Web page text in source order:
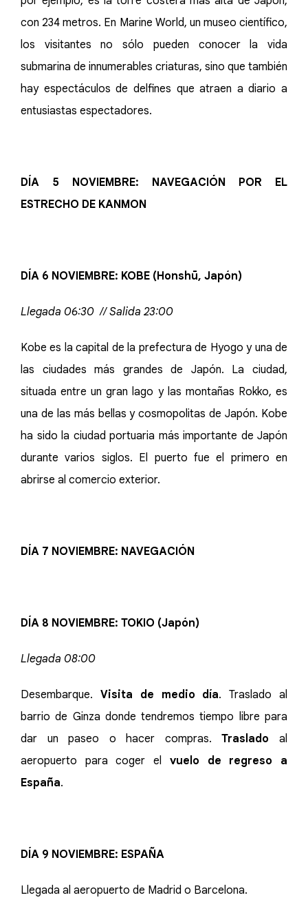
con 234 metros. En Marine World, un museo científico,
los visitantes no sólo pueden conocer la vida
submarina de innumerables criaturas, sino que también
hay espectáculos de delfines que atraen a diario a
entusiastas espectadores.
DÍA 5 NOVIEMBRE: NAVEGACIÓN POR EL
ESTRECHO DE KANMON
DÍA 6 NOVIEMBRE: KOBE (Honshū, Japón)
Llegada 06:30 // Salida 23:00
Kobe es la capital de la prefectura de Hyogo y una de
las ciudades más grandes de Japón. La ciudad,
situada entre un gran lago y las montañas Rokko, es
una de las más bellas y cosmopolitas de Japón. Kobe
ha sido la ciudad portuaria más importante de Japón
durante varios siglos. El puerto fue el primero en
abrirse al comercio exterior.
DÍA 7 NOVIEMBRE: NAVEGACIÓN
DÍA 8 NOVIEMBRE: TOKIO (Japón)
Llegada 08:00
Desembarque. Visita de medio día. Traslado al
barrio de Ginza donde tendremos tiempo libre para
dar un paseo o hacer compras.Trasladoal
aeropuerto para coger el vuelo de regreso a
España.
DÍA 9 NOVIEMBRE: ESPAÑA
Llegada al aeropuerto de Madrid o Barcelona.